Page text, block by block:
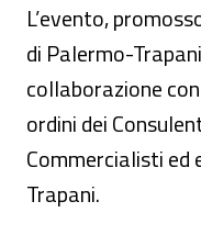
L’evento,
di Palermo-
collaborazione
ordini dei
Commercialisti ed
Trapani.